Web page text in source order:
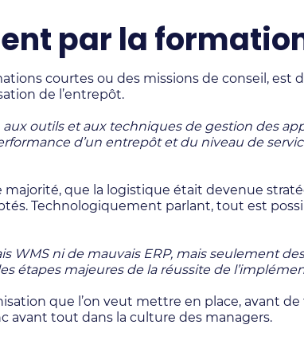
par la
courtes ou des missions de conseil,
de l’entrepôt.
aux outils et aux techniques de gestion des
d’un entrepôt et du niveau de
que la logistique était devenue
Technologiquement parlant, tout est
WMS ni de mauvais ERP, mais seulement
étapes majeures de la réussite de
que l’on veut mettre en place, avant
avant tout dans la culture des managers.